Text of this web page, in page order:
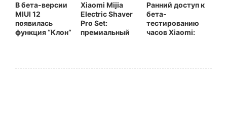
В бета-версии
MIUI 12
появилась
функция “Клон”
Xiaomi Mijia
Electric Shaver
Pro Set:
премиальный
станцией
Ранний доступ к
бета-
тестированию
часов Xiaomi: